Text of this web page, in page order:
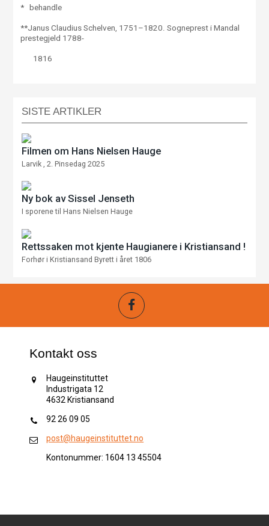
* behandle
**Janus Claudius Schelven, 1751–1820. Sogneprest i Mandal
prestegjeld 1788-
1816
SISTE ARTIKLER
Filmen om Hans Nielsen Hauge
Larvik , 2. Pinsedag 2025
Ny bok av Sissel Jenseth
I sporene til Hans Nielsen Hauge
Rettssaken mot kjente Haugianere i Kristiansand !
Forhør i Kristiansand Byrett i året 1806
Kontakt oss
Haugeinstituttet
Industrigata 12
4632 Kristiansand
92 26 09 05
post@haugeinstituttet.no
Kontonummer: 1604 13 45504